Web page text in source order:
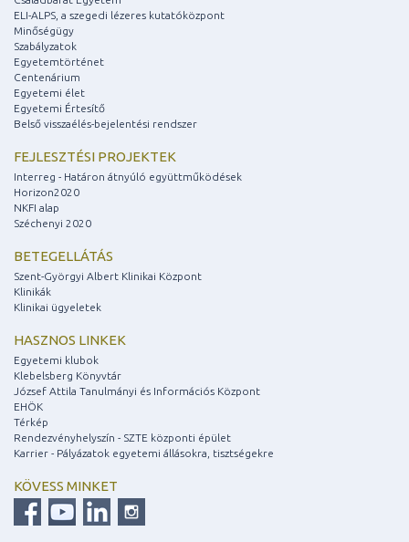
ELI-ALPS, a szegedi lézeres kutatóközpont
Minőségügy
Szabályzatok
Egyetemtörténet
Centenárium
Egyetemi élet
Egyetemi Értesítő
Belső visszaélés-bejelentési rendszer
FEJLESZTÉSI PROJEKTEK
Interreg - Határon átnyúló együttműködések
Horizon2020
NKFI alap
Széchenyi 2020
BETEGELLÁTÁS
Szent-Györgyi Albert Klinikai Központ
Klinikák
Klinikai ügyeletek
HASZNOS LINKEK
Egyetemi klubok
Klebelsberg Könyvtár
József Attila Tanulmányi és Információs Központ
EHÖK
Térkép
Rendezvényhelyszín - SZTE központi épület
Karrier - Pályázatok egyetemi állásokra, tisztségekre
KÖVESS MINKET